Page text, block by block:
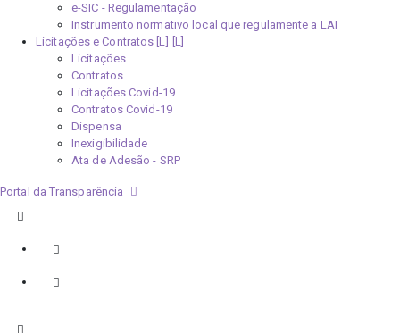
e-SIC - Regulamentação
Instrumento normativo local que regulamente a LAI
Licitações e Contratos [L]
Licitações
Contratos
Licitações Covid-19
Contratos Covid-19
Dispensa
Inexigibilidade
Ata de Adesão - SRP
Portal da Transparência